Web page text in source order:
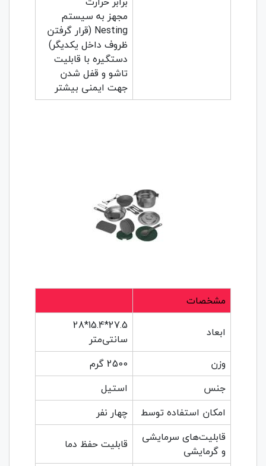
مجهز به سیستم
Nesting (قرار گرفتن
ظروف داخل یکدیگر)
دستگیره با قابلیت
تاشو و قفل شدن
جهت ایمنی بیشتر
مشخصات
ابعاد
27.5*15.4*28
سانتی‌متر
وزن
2500 گرم
جنس
استیل
امکان استفاده توسط
چهار نفر
قابلیت‌های سرمایشی
و گرمایشی
قابلیت حفظ دما